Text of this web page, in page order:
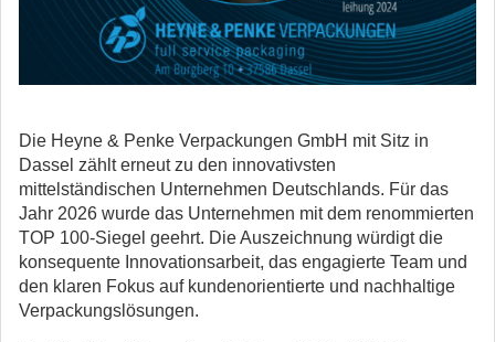
Die Heyne & Penke Verpackungen GmbH mit Sitz in
Dassel zählt erneut zu den innovativsten
mittelständischen Unternehmen Deutschlands. Für das
Jahr 2026 wurde das Unternehmen mit dem renommierten
TOP 100-Siegel geehrt. Die Auszeichnung würdigt die
konsequente Innovationsarbeit, das engagierte Team und
den klaren Fokus auf kundenorientierte und nachhaltige
Verpackungslösungen.